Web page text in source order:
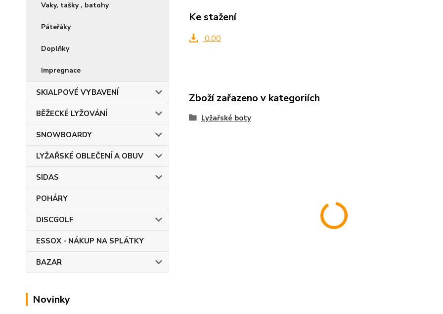
Vaky, tašky , batohy
Páteřáky
Doplňky
Impregnace
SKIALPOVÉ VYBAVENÍ
BĚŽECKÉ LYŽOVÁNÍ
SNOWBOARDY
LYŽAŘSKÉ OBLEČENÍ A OBUV
SIDAS
POHÁRY
DISCGOLF
ESSOX - NÁKUP NA SPLÁTKY
BAZAR
Novinky
Ke stažení
0.00
Zboží zařazeno v kategoriích
Lyžařské boty